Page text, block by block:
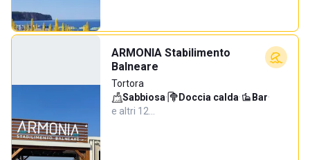
ARMONIA Stabilimento
Balneare
Tortora
Sabbiosa· Doccia calda· Bar·
e altri 12…